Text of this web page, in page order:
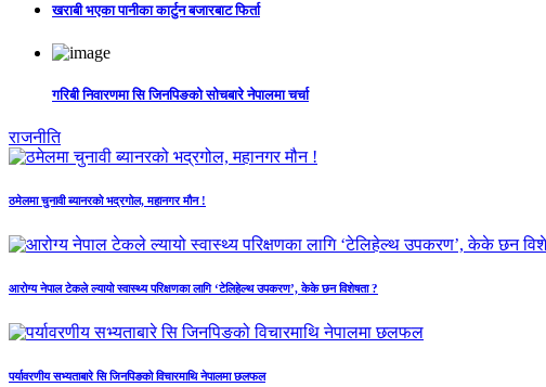
खराबी भएका पानीका कार्टुन बजारबाट फिर्ता
गरिबी निवारणमा सि जिनपिङको सोचबारे नेपालमा चर्चा
राजनीति
ठमेलमा चुनावी ब्यानरको भद्रगोल, महानगर मौन !
आरोग्य नेपाल टेकले ल्यायो स्वास्थ्य परिक्षणका लागि ‘टेलिहेल्थ उपकरण’, केके छन विशेषता ?
पर्यावरणीय सभ्यताबारे सि जिनपिङको विचारमाथि नेपालमा छलफल